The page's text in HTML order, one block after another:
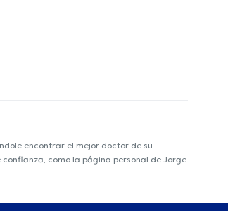
encontrar el mejor doctor de su
como la página personal de Jorge